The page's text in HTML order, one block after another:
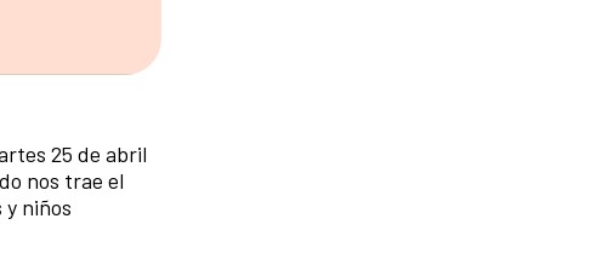
25 de abril
nos trae el
niños